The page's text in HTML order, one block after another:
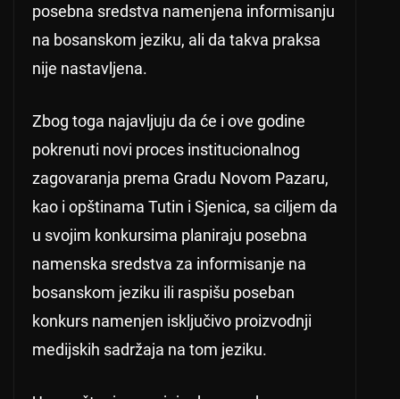
posebna sredstva namenjena informisanju
na bosanskom jeziku, ali da takva praksa
nije nastavljena.
Zbog toga najavljuju da će i ove godine
pokrenuti novi proces institucionalnog
zagovaranja prema Gradu Novom Pazaru,
kao i opštinama Tutin i Sjenica, sa ciljem da
u svojim konkursima planiraju posebna
namenska sredstva za informisanje na
bosanskom jeziku ili raspišu poseban
konkurs namenjen isključivo proizvodnji
medijskih sadržaja na tom jeziku.